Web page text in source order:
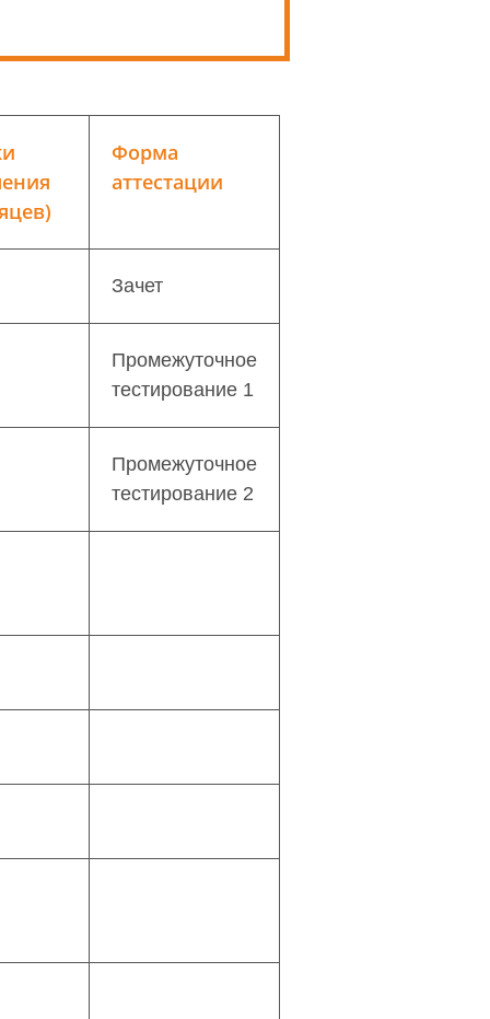
Форма
аттестации
Зачет
Промежуточное
тестирование 1
Промежуточное
тестирование 2